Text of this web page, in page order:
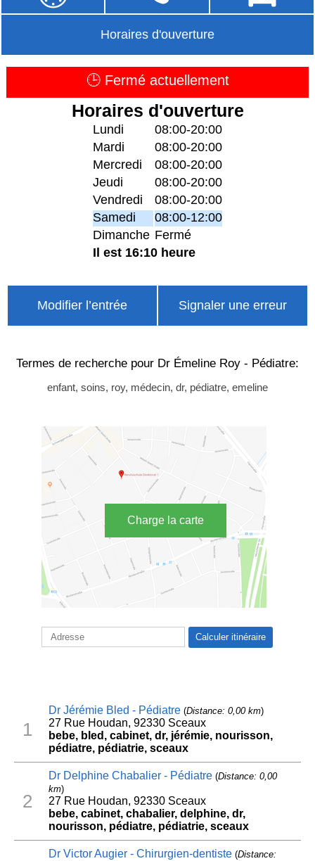
Horaires d'ouverture
🕒 Fermé actuellement
Horaires d'ouverture
Lundi
08:00-20:00
Mardi
08:00-20:00
Mercredi
08:00-20:00
Jeudi
08:00-20:00
Vendredi
08:00-20:00
Samedi
08:00-12:00
Dimanche Fermé
Il est 16:10 heure
Modifier l’entrée Signaler une erreur
Termes de recherche pour Dr Émeline Roy - Pédiatre:
enfant, soins, roy, médecin, dr, pédiatre, emeline
Charge la carte
1
Dr Jérémie Bled - Pédiatre(Distance: 0,00 km)
27 Rue Houdan, 92330 Sceaux
bebe, bled, cabinet, dr, jérémie, nourisson,
pédiatre, pédiatrie, sceaux
2
Dr Delphine Chabalier - Pédiatre(Distance: 0,00
km)
27 Rue Houdan, 92330 Sceaux
bebe, cabinet, chabalier, delphine, dr,
nourisson, pédiatre, pédiatrie, sceaux
Dr Victor Augier - Chirurgien-dentiste(Distance: